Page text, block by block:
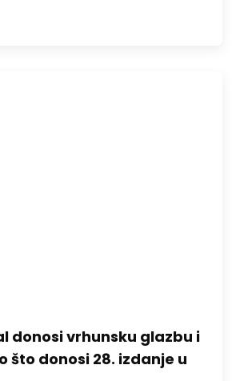
donosi vrhunsku glazbu i
što donosi 28. izdanje u